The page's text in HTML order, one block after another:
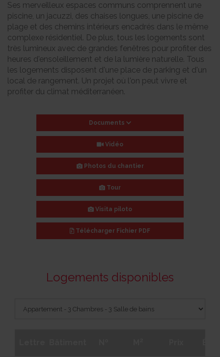
Ses merveilleux espaces communs comprennent une
piscine, un jacuzzi, des chaises longues, une piscine de
plage et des chemins intérieurs encadrés dans le même
complexe résidentiel. De plus, tous les logements sont
très lumineux avec de grandes fenêtres pour profiter des
heures d'ensoleillement et de la lumière naturelle. Tous
les logements disposent d'une place de parking et d'un
local de rangement. Un projet où l'on peut vivre et
profiter du climat méditerranéen.
Documents
Vidéo
Photos du chantier
Tour
Visita piloto
Télécharger Fichier PDF
Logements disponibles